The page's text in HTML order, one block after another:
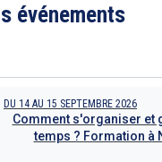
événements
DU 14 AU 15 SEPTEMBRE 2026
Comment s'organiser et
temps ? Formation à